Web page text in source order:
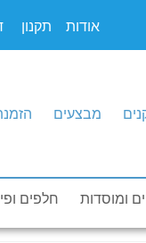
אודות תקנון
מבצעים
ומוסדות חלפים